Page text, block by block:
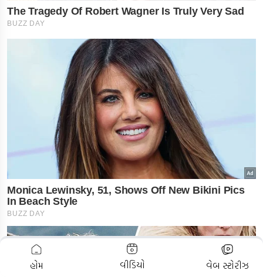
ADVERTISEMENT
હોમ વીડિયો વેબ સ્ટોરીઝ